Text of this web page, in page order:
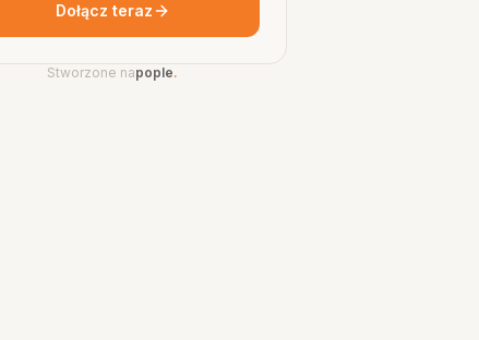
Dołącz teraz
Stworzone napople.